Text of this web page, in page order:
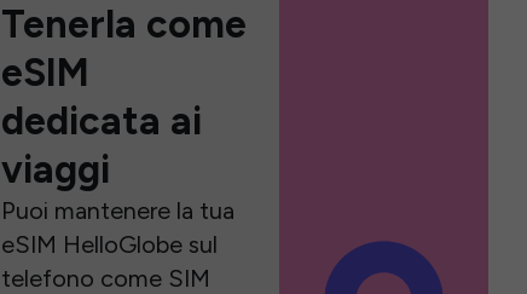
Tenerla come
eSIM
dedicata ai
viaggi
Puoi mantenere la tua
eSIM HelloGlobe sul
telefono come SIM